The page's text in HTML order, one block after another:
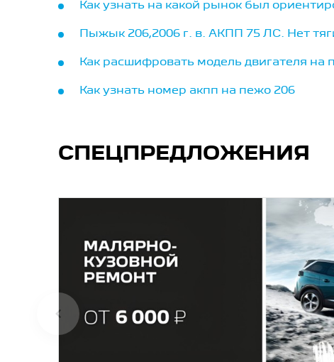
Как узнать на какой рынок был
Пыжык 206,2006 г. в. АКПП 75 ЛС. Нет
Как расшифровать модель двигателя на
Как узнать номер акпп на пежо 206
СПЕЦПРЕДЛОЖЕНИЯ